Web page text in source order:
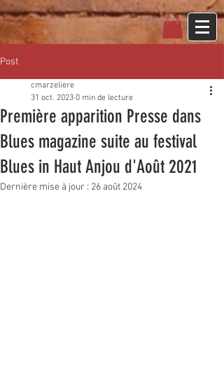
Post
Première apparition Presse dans
Blues magazine suite au festival
Blues in Haut Anjou d'Août 2021
cmarzeliere
31 oct. 2023 0 min de lecture
Dernière mise à jour : 26 août 2024